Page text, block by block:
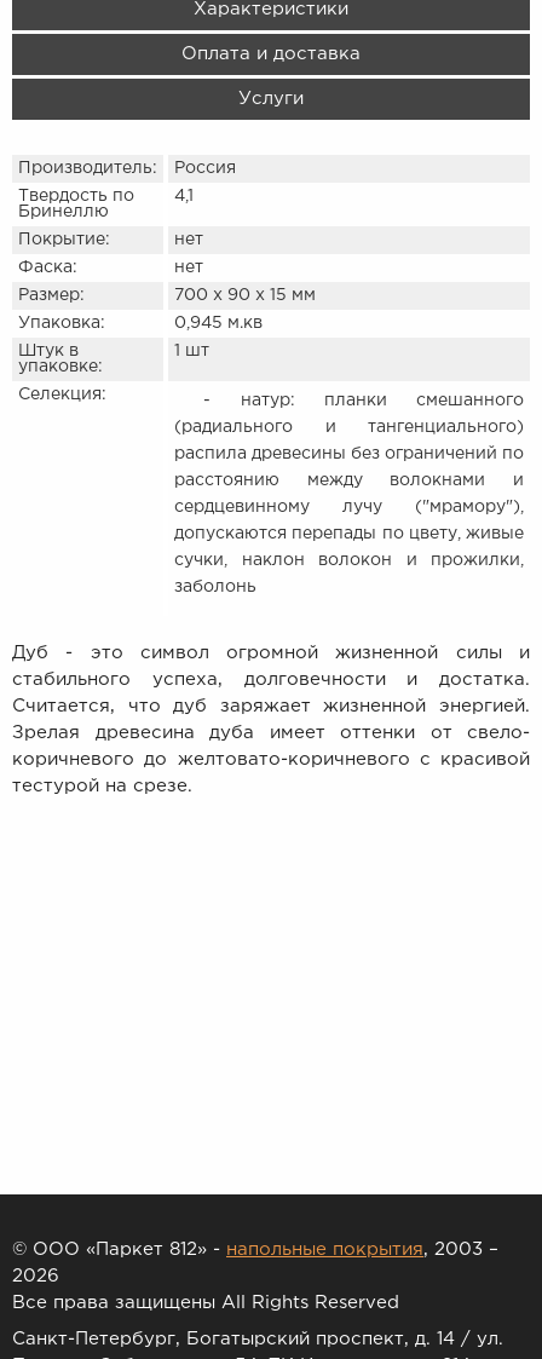
Характеристики
Оплата и доставка
Услуги
Производитель:
Россия
Твердость по
Бринеллю
4,1
Покрытие:
нет
Фаска:
нет
Размер:
700 х 90 х 15 мм
Упаковка:
0,945 м.кв
Штук в
упаковке:
1 шт
Селекция:
- натур: планки смешанного
(радиального и тангенциального)
распила древесины без ограничений по
расстоянию между волокнами и
сердцевинному лучу ("мрамору"),
допускаются перепады по цвету, живые
сучки, наклон волокон и прожилки,
заболонь
Дуб - это символ огромной жизненной силы и
стабильного успеха, долговечности и достатка.
Считается, что дуб заряжает жизненной энергией.
Зрелая древесина дуба имеет оттенки от свело-
коричневого до желтовато-коричневого с красивой
тестурой на срезе.
© ООО «Паркет 812» - напольные покрытия, 2003 –
2026
Все права защищены All Rights Reserved
Санкт-Петербург, Богатырский проспект, д. 14 / ул.